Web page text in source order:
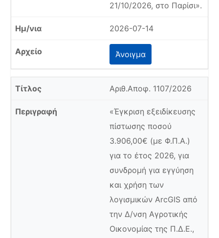
21/10/2026, στο Παρίσι».
2026-07-14
Άνοιγμα
Αριθ.Αποφ. 1107/2026
«Έγκριση εξειδίκευσης
πίστωσης ποσού
3.906,00€ (με Φ.Π.Α.)
για το έτος 2026, για
συνδρομή για εγγύηση
και χρήση των
λογισμικών ArcGIS από
την Δ/νση Αγροτικής
Οικονομίας της Π.Δ.Ε.,